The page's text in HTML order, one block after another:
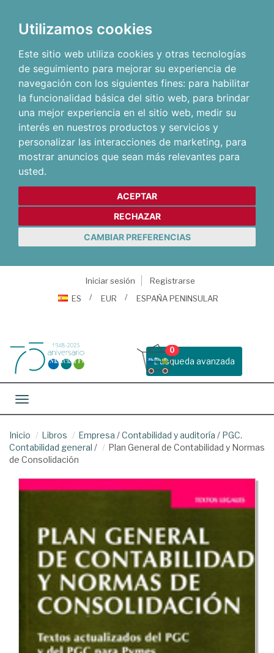
Utilizamos cookies
Este sitio web utiliza cookies y otras tecnologías
de seguimiento para mejorar su experiencia de
navegación con los siguientes fines: para habilitar
la funcionalidad básica del sitio web, para brindar
una mejor experiencia en el sitio web, medir su
interés en nuestros productos y servicios y
personalizar las interacciones de marketing, para
mostrar anuncios que sean más relevantes para
usted.
ACEPTAR
RECHAZAR
CAMBIAR PREFERENCIAS
Iniciar sesión
Registrarse
ES
EUR ESPAÑA PENINSULAR
Busqueda avanzada
0
Toggle navigation
Inicio Libros Empresa /Contabilidad y auditoría / PGC.
Contabilidad general /
Plan General de Contabilidad y Normas
de Consolidación